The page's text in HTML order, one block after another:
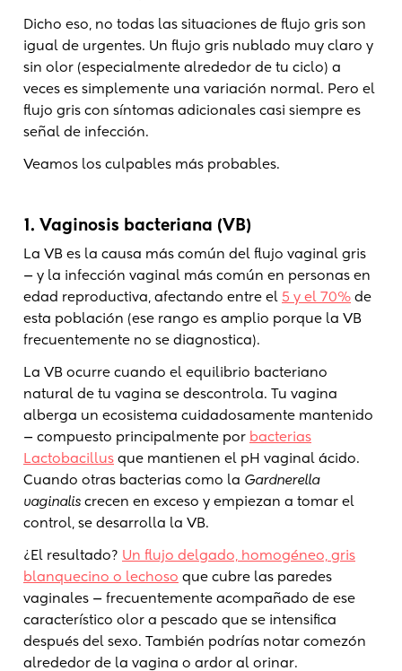
Dicho eso, no todas las situaciones de flujo gris son
igual de urgentes. Un flujo gris nublado muy claro y
sin olor (especialmente alrededor de tu ciclo) a
veces es simplemente una variación normal. Pero el
flujo gris con síntomas adicionales casi siempre es
señal de infección.
Veamos los culpables más probables.
1. Vaginosis bacteriana (VB)
La VB es la causa más común del flujo vaginal gris
— y la infección vaginal más común en personas en
edad reproductiva, afectando entre el 5 y el 70% de
esta población (ese rango es amplio porque la VB
frecuentemente no se diagnostica).
La VB ocurre cuando el equilibrio bacteriano
natural de tu vagina se descontrola. Tu vagina
alberga un ecosistema cuidadosamente mantenido
— compuesto principalmente por bacterias
Lactobacillus que mantienen el pH vaginal ácido.
Cuando otras bacterias como la Gardnerella
vaginalis crecen en exceso y empiezan a tomar el
control, se desarrolla la VB.
¿El resultado? Un flujo delgado, homogéneo, gris
blanquecino o lechoso que cubre las paredes
vaginales — frecuentemente acompañado de ese
característico olor a pescado que se intensifica
después del sexo. También podrías notar comezón
alrededor de la vagina o ardor al orinar.